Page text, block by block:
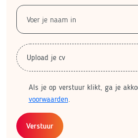
Upload je cv
Als je op verstuur klikt, ga je
voorwaarden.
Verstuur